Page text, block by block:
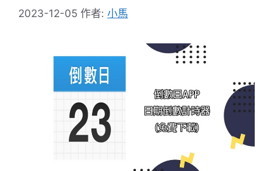
2023-12-05 作者: 小馬